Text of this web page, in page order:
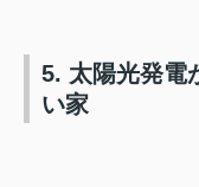
5. 太陽光発電
い家